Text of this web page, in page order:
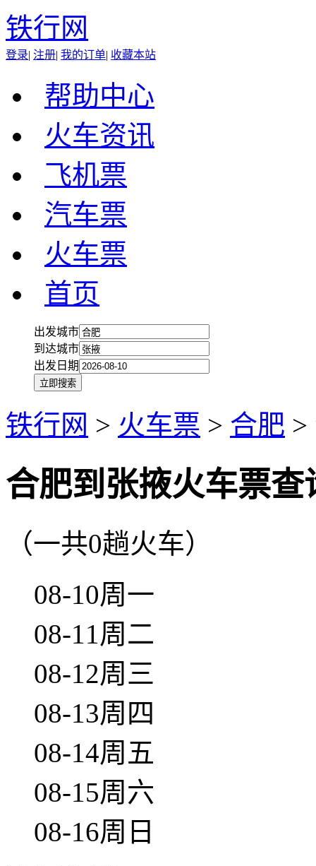
铁行网
登录| 注册| 我的订单| 收藏本站
帮助中心
火车资讯
飞机票
汽车票
火车票
首页
出发城市
到达城市
出发日期
铁行网 > 火车票 > 合肥 >
合肥到张掖火车票查
（一共0趟火车）
08-10周一
08-11周二
08-12周三
08-13周四
08-14周五
08-15周六
08-16周日